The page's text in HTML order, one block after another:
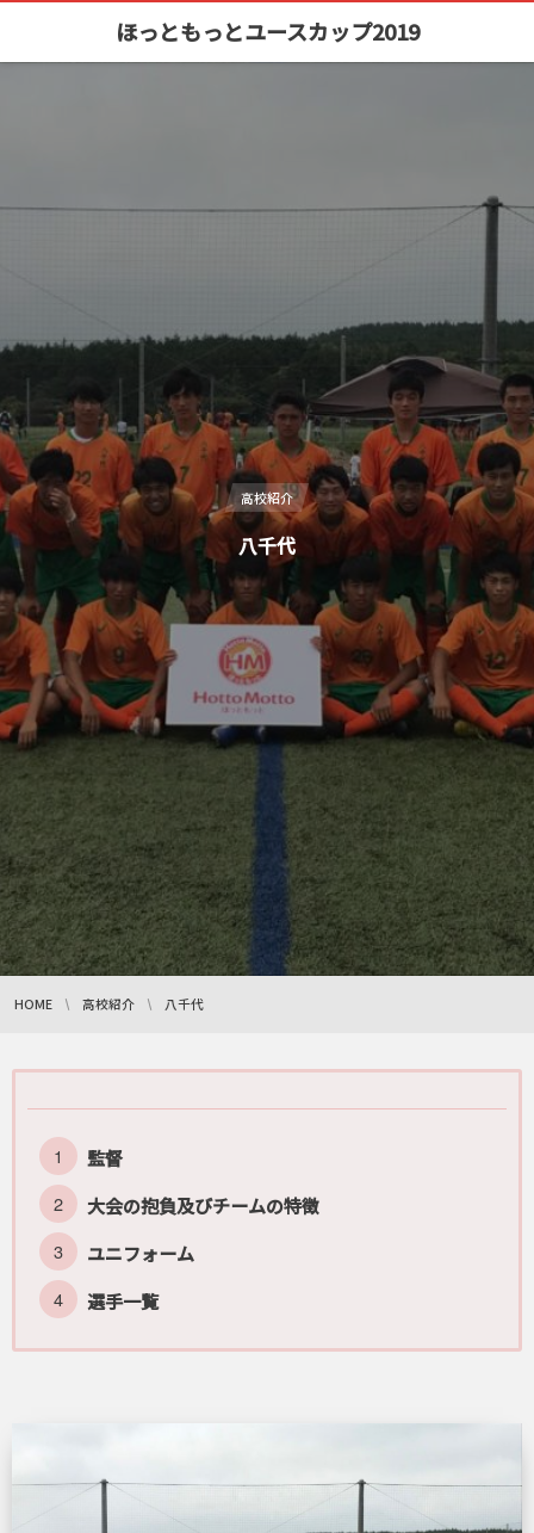
ほっともっとユースカップ2019
高校紹介
八千代
HOME 高校紹介 八千代
監督
大会の抱負及びチームの特徴
ユニフォーム
選手一覧